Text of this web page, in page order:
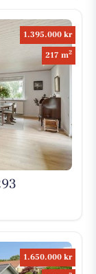
1.395.000 kr
217 m2
1.650.000 kr